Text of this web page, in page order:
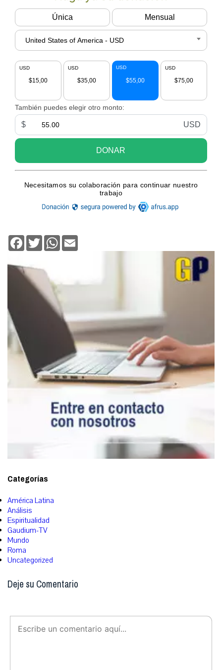
Facebook
TwitterWhatsApp
Categorías
América Latina
Análisis
Espiritualidad
Gaudium-TV
Mundo
Roma
Uncategorized
Deje su Comentario